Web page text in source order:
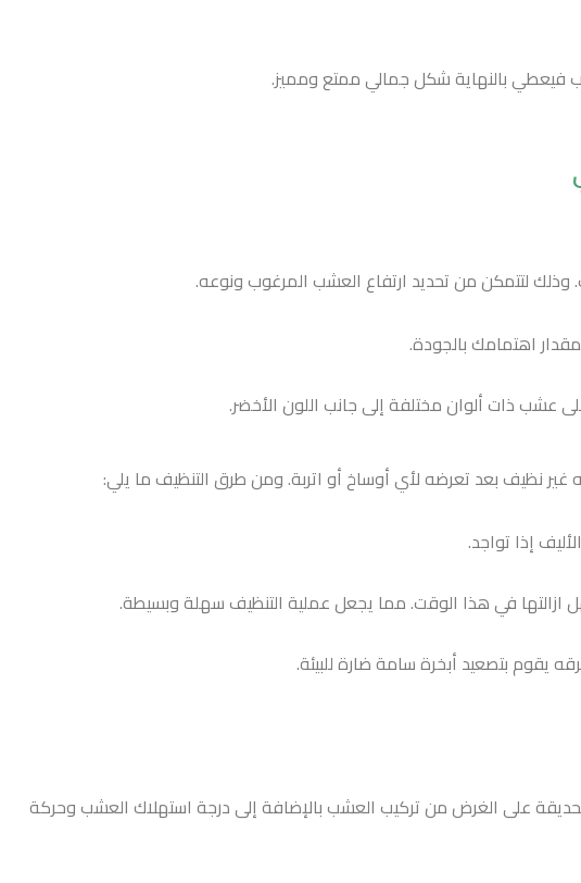
فيعطي بالنهاية شكل جمالي ممتع ومميز.
لتتمكن من تحديد ارتفاع العشب المرغوب ونوعه.
اهتمامك بالجودة.
عشب ذات ألوان مختلفة إلى جانب اللون الأخضر.
نظيف بعد تعرضه لأي أوساخ أو اتربة. ومن طرق التنظيف ما يلي:
إذا تواجد.
ازالتها في هذا الوقت. مما يجعل عملية التنظيف سهلة وبسيطة.
بتصعيد أبخرة سامة ضارة للبيئة.
على الغرض من تركيب العشب بالإضافة إلى درجة استهلاك العشب وحركة